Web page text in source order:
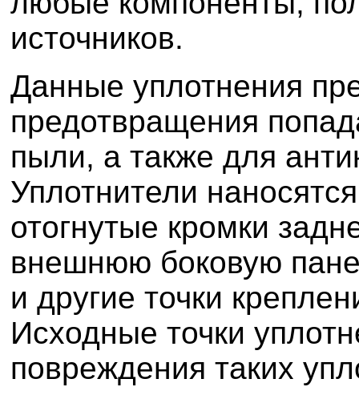
источников.
Данные уплотнения
предотвращения
пыли, а также для
Уплотнители
отогнутые кромки
внешнюю боковую
и другие точки
Исходные точки
повреждения таких